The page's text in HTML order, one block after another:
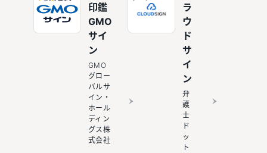
印鑑
GMO
サイ
ン
GMO
グロー
バルサ
イン・
ホール
ディン
グス株
式会社
ラ
ウ
ド
サ
イ
ン
弁
護
士
ド
ッ
ト